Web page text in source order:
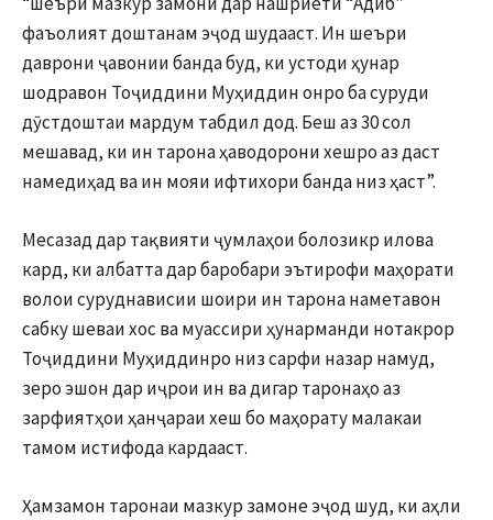
фаъолият доштанам эҷод шудааст. Ин шеъри
даврони ҷавонии банда буд, ки устоди ҳунар
шодравон Тоҷиддини Муҳиддин онро ба суруди
дӯстдоштаи мардум табдил дод. Беш аз 30 сол
мешавад, ки ин тарона ҳаводорони хешро аз даст
намедиҳад ва ин мояи ифтихори банда низ ҳаст”.
Месазад дар тақвияти ҷумлаҳои болозикр илова
кард, ки албатта дар баробари эътирофи маҳорати
волои суруднависии шоири ин тарона наметавон
сабку шеваи хос ва муассири ҳунарманди нотакрор
Тоҷиддини Муҳиддинро низ сарфи назар намуд,
зеро эшон дар иҷрои ин ва дигар таронаҳо аз
зарфиятҳои ҳанҷараи хеш бо маҳорату малакаи
тамом истифода кардааст.
Ҳамзамон таронаи мазкур замоне эҷод шуд, ки аҳли